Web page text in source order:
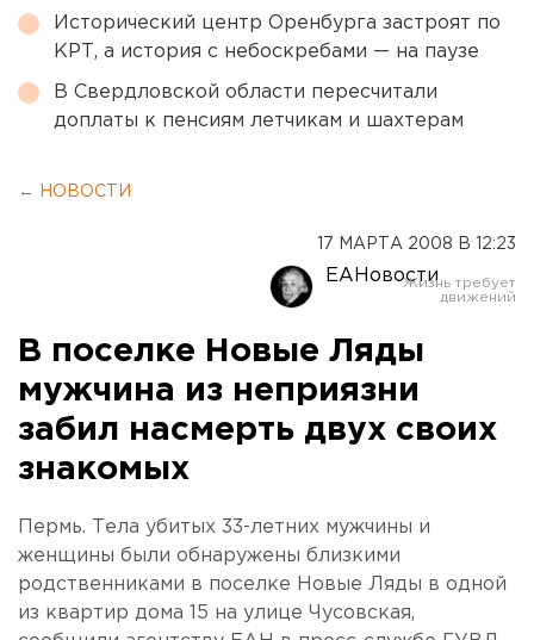
Исторический центр Оренбурга застроят по
КРТ, а история с небоскребами — на паузе
В Свердловской области пересчитали
доплаты к пенсиям летчикам и шахтерам
← НОВОСТИ
17 МАРТА 2008 В 12:23
ЕАНовости
В поселке Новые Ляды
мужчина из неприязни
забил насмерть двух своих
знакомых
Пермь. Тела убитых 33-летних мужчины и
женщины были обнаружены близкими
родственниками в поселке Новые Ляды в одной
из квартир дома 15 на улице Чусовская,